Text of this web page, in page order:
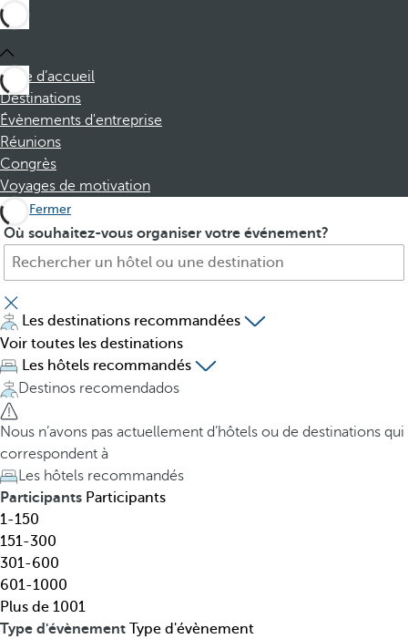
Page d’accueil
Destinations
Évènements d'entreprise
Réunions
Congrès
Voyages de motivation
Fermer
Où souhaitez-vous organiser votre événement?
H
t
e
l
,
d
e
s
t
i
n
a
t
i
o
n
,
t
P
e
s
s
i
n
g
t
h
e
d
o
w
n
a
r
r
o
Les destinations recommandées
Voir toutes les destinations
Les hôtels recommandés
Destinos recomendados
Nous n’avons pas actuellement d’hôtels ou de destinations qui
correspondent à
Les hôtels recommandés
Participants Participants
1-150
151-300
301-600
601-1000
Plus de 1001
Type d'évènement Type d'évènement